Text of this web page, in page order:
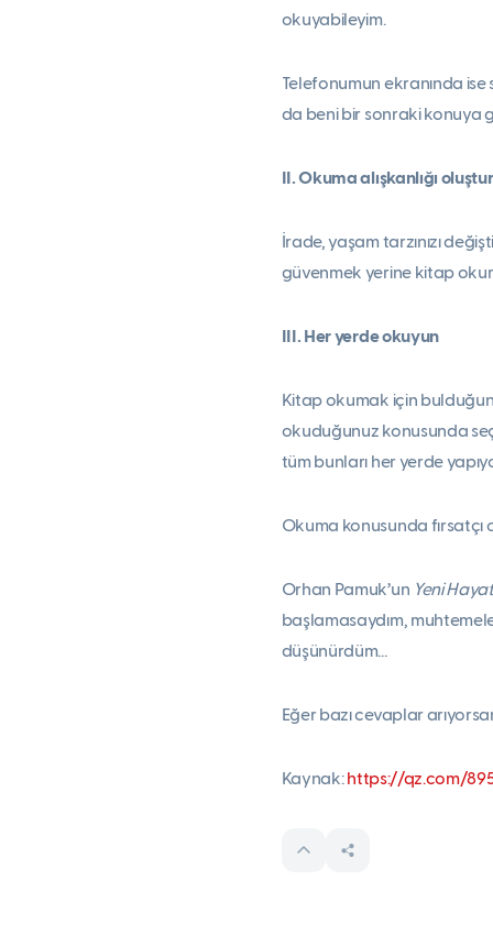
okuyabileyim.
Telefonumun ekranında
da beni bir sonraki konuya
II. Okuma alışkanlığı
İrade, yaşam tarzınızı
güvenmek yerine kitap
III. Her yerde okuyun
Kitap okumak için
okuduğunuz konusunda
tüm bunları her yerde
Okuma konusunda fırsatçı
Orhan Pamuk’un Yeni Hayat
başlamasaydım,
düşünürdüm…
Eğer bazı cevaplar
Kaynak: https://qz.com/